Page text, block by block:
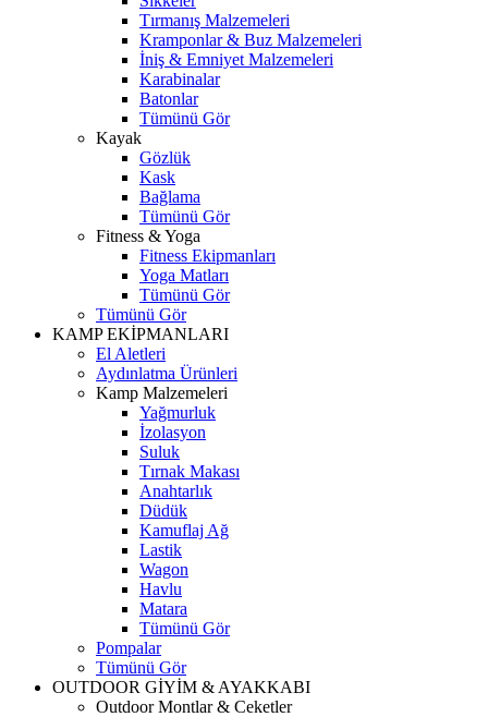
Tırmanış Malzemeleri
Kramponlar & Buz Malzemeleri
İniş & Emniyet Malzemeleri
Karabinalar
Batonlar
Tümünü Gör
Kayak
Gözlük
Kask
Bağlama
Tümünü Gör
Fitness & Yoga
Fitness Ekipmanları
Yoga Matları
Tümünü Gör
Tümünü Gör
KAMP EKİPMANLARI
El Aletleri
Aydınlatma Ürünleri
Kamp Malzemeleri
Yağmurluk
İzolasyon
Suluk
Tırnak Makası
Anahtarlık
Düdük
Kamuflaj Ağ
Lastik
Wagon
Havlu
Matara
Tümünü Gör
Pompalar
Tümünü Gör
OUTDOOR GİYİM & AYAKKABI
Outdoor Montlar & Ceketler